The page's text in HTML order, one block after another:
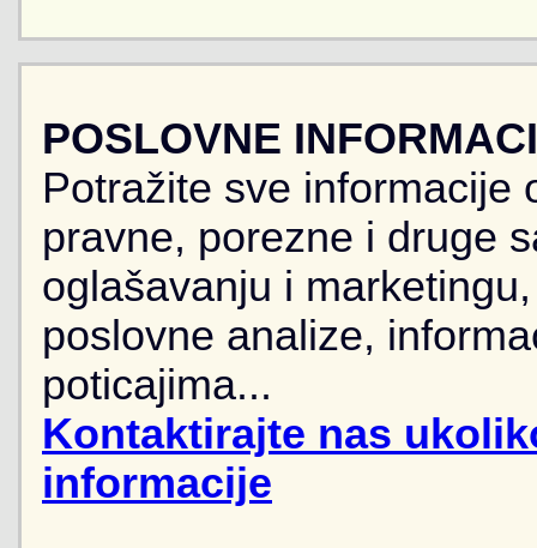
POSLOVNE
Potražite sve informacije
pravne, porezne i druge
oglašavanju i
poslovne analize,
poticajima...
Kontaktirajte nas
informacije